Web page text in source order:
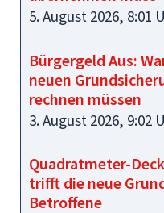
5. August 2026, 8:01
Bürgergeld Aus:
neuen
rechnen müssen
3. August 2026, 9:02
Quadratmeter-
trifft die neue
Betroffene